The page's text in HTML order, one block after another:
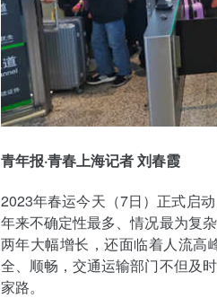
青年报·青春上海记者 刘春霞
2023年春运今天（7日）正式启
年来不确定性最多、情况最为复
两年大幅增长，还面临着人流高
全、顺畅，交通运输部门不但及
家路。